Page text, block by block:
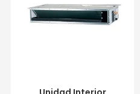
LEER MÁS